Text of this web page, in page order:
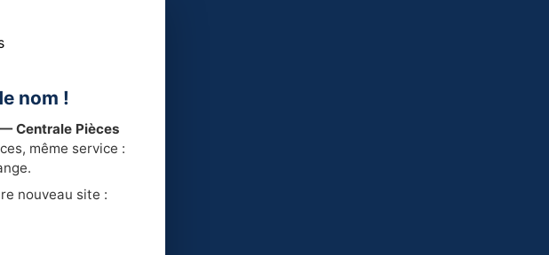
nom !
Centrale Pièces
même service :
nouveau site :